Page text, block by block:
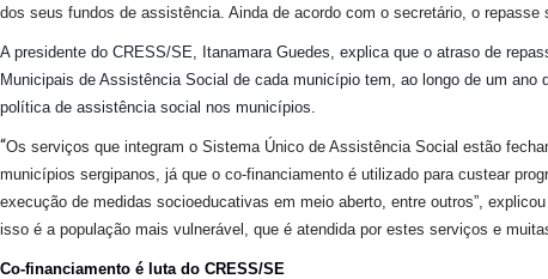
dos seus fundos de assistência. Ainda de acordo com o secretário, o repasse
A presidente do CRESS/SE, Itanamara Guedes, explica que o atraso de
Municipais de Assistência Social de cada município tem, ao longo de um ano
política de assistência social nos municípios.
“Os serviços que integram o Sistema Único de Assistência Social estão
municípios sergipanos, já que o co-financiamento é utilizado para custear
execução de medidas socioeducativas em meio aberto, entre outros”,
isso é a população mais vulnerável, que é atendida por estes serviços e
Co-financiamento é luta do CRESS/SE